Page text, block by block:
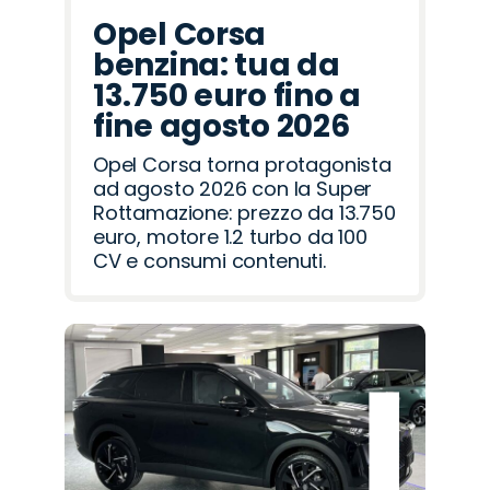
Opel Corsa
benzina: tua da
13.750 euro fino a
fine agosto 2026
Opel Corsa torna protagonista
ad agosto 2026 con la Super
Rottamazione: prezzo da 13.750
euro, motore 1.2 turbo da 100
CV e consumi contenuti.